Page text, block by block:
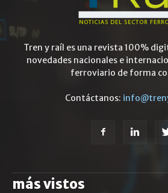
Tren y raíl es una revista 100%
novedades nacionales e
ferroviario de forma
Contáctanos:
más vistos